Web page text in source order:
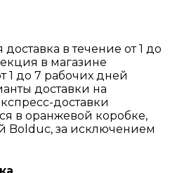
в течение от 1 до
в магазине
1 до 7 рабочих дней
доставки на
доставки
в оранжевой коробке,
Bolduc, за исключением